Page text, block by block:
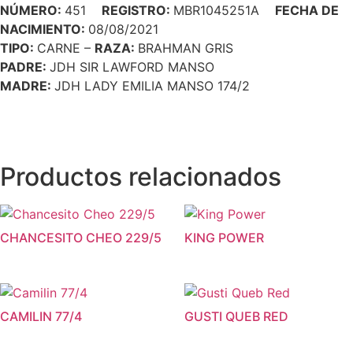
NÚMERO: 451 REGISTRO: MBR1045251A FECHA DE
NACIMIENTO: 08/08/2021
TIPO: CARNE – RAZA: BRAHMAN GRIS
PADRE: JDH SIR LAWFORD MANSO
MADRE: JDH LADY EMILIA MANSO 174/2
Productos relacionados
CHANCESITO CHEO 229/5 KING POWER
CAMILIN 77/4 GUSTI QUEB RED